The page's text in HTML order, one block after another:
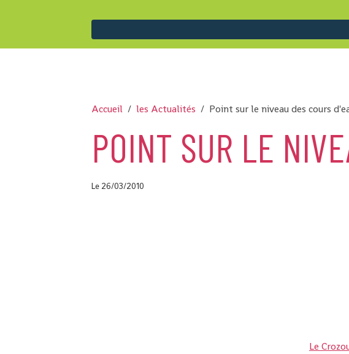
Accueil les Actualités Point sur le niveau des cours
POINT SUR LE
Le 26/03/2010
Le